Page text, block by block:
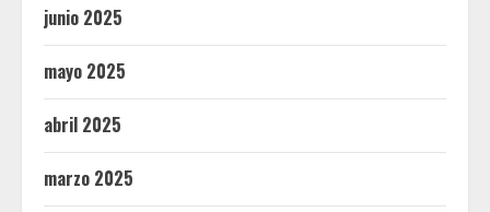
junio 2025
mayo 2025
abril 2025
marzo 2025